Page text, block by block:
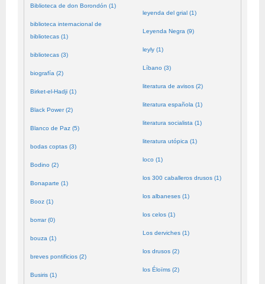
Biblioteca de don Borondón (1)
biblioteca internacional de
bibliotecas (1)
bibliotecas (3)
biografía (2)
Birket-el-Hadji (1)
Black Power (2)
Blanco de Paz (5)
bodas coptas (3)
Bodino (2)
Bonaparte (1)
Booz (1)
borrar (0)
bouza (1)
breves pontificios (2)
Busiris (1)
leyenda del grial (1)
Leyenda Negra (9)
leyly (1)
Líbano (3)
literatura de avisos (2)
literatura española (1)
literatura socialista (1)
literatura utópica (1)
loco (1)
los 300 caballeros drusos (1)
los albaneses (1)
los celos (1)
Los derviches (1)
los drusos (2)
los Éloïms (2)